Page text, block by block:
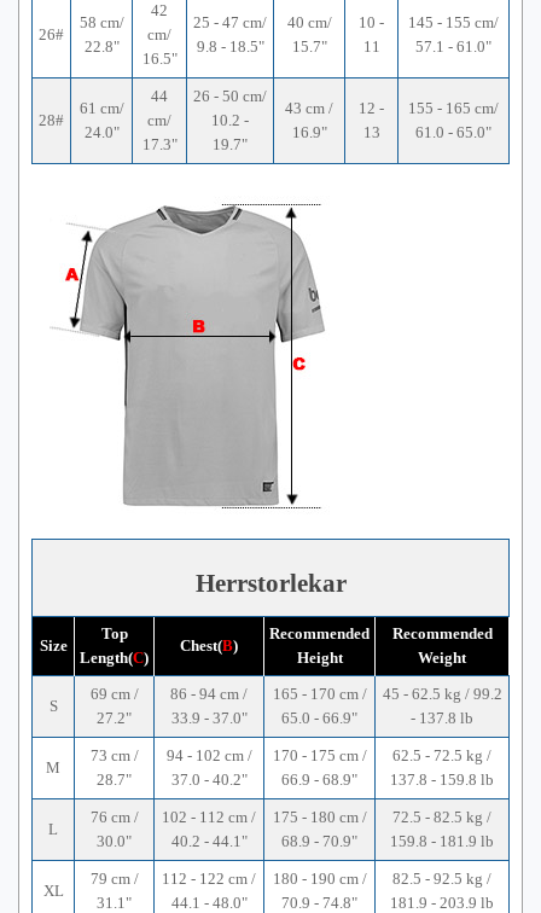
26#
58 cm/
22.8"
42
cm/
16.5"
25 - 47 cm/
9.8 - 18.5"
40 cm/
15.7"
10 -
11
145 - 155 cm/
57.1 - 61.0"
28#
61 cm/
24.0"
44
cm/
17.3"
26 - 50 cm/
10.2 -
19.7"
43 cm /
16.9"
12 -
13
155 - 165 cm/
61.0 - 65.0"
Herrstorlekar
Size
Top
Length(C)
Chest(B)
Recommended
Height
Recommended
Weight
S
69 cm /
27.2"
86 - 94 cm /
33.9 - 37.0"
165 - 170 cm /
65.0 - 66.9"
45 - 62.5 kg / 99.2
- 137.8 lb
M
73 cm /
28.7"
94 - 102 cm /
37.0 - 40.2"
170 - 175 cm /
66.9 - 68.9"
62.5 - 72.5 kg /
137.8 - 159.8 lb
L
76 cm /
30.0"
102 - 112 cm /
40.2 - 44.1"
175 - 180 cm /
68.9 - 70.9"
72.5 - 82.5 kg /
159.8 - 181.9 lb
XL
79 cm /
31.1"
112 - 122 cm /
44.1 - 48.0"
180 - 190 cm /
70.9 - 74.8"
82.5 - 92.5 kg /
181.9 - 203.9 lb